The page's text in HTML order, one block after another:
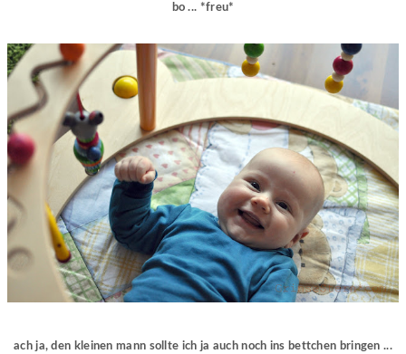
bo ... *freu*
ach ja, den kleinen mann sollte ich ja auch noch ins bettchen bringen ...